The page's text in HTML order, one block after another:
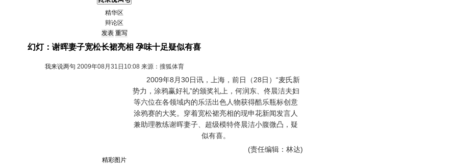
精华区
辩论区
幻灯：谢晖妻子宽松长裙亮相 孕味十足疑似有喜
我来说两句 2009年08月31日10:08 来源：搜狐体育
2009年8月30日讯，上海，前日（28日）“麦氏新
势力，涂鸦赢好礼”的颁奖礼上，何润东、佟晨洁夫妇
等六位在各领域内的乐活出色人物获得酷乐瓶标创意
涂鸦赛的大奖。穿着宽松裙亮相的现申花新闻发言人
兼助理教练谢晖妻子、超级模特佟晨洁小腹微凸，疑
似有喜。
(责任编辑：林达)
精彩图片